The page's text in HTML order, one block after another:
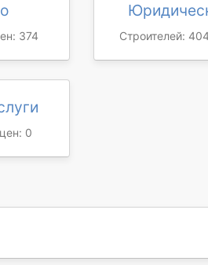
374 Строителей: 404
0